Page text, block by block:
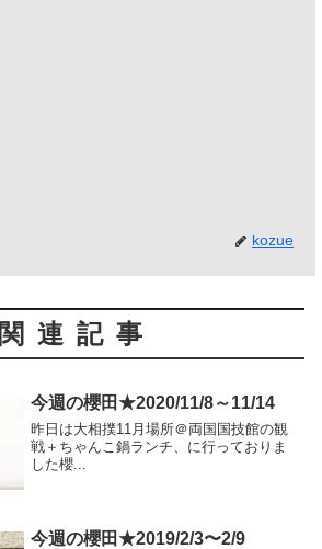
kozue
関連記事
今週の櫻田★2020/11/8～11/14
昨日は大相撲11月場所＠両国国技館の観
戦＋ちゃんこ鍋ランチ、に行っておりま
した櫻...
今週の櫻田★2019/2/3〜2/9